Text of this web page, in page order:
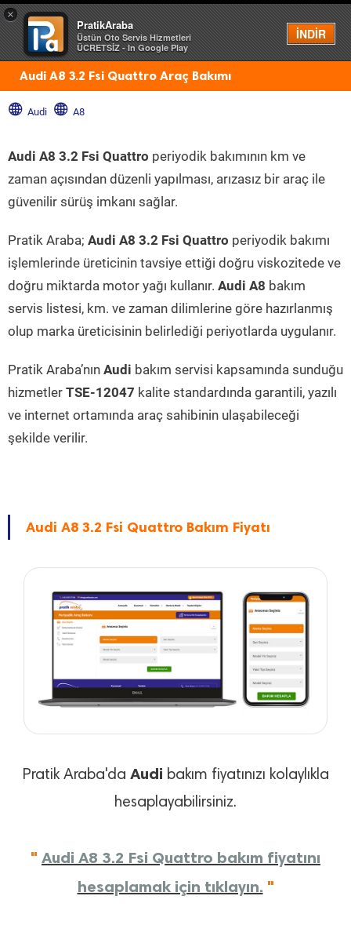
×
PratikAraba
Üstün Oto Servis Hizmetleri
ÜCRETSİZ - In Google Play
İNDİR
Menü
Audi A8 3.2 Fsi Quattro Araç Bakımı
Audi A8
Audi A8 3.2 Fsi Quattro periyodik bakımının km ve
zaman açısından düzenli yapılması, arızasız bir araç ile
güvenilir sürüş imkanı sağlar.
Pratik Araba; Audi A8 3.2 Fsi Quattro periyodik bakımı
işlemlerinde üreticinin tavsiye ettiği doğru viskozitede ve
doğru miktarda motor yağı kullanır. Audi A8 bakım
servis listesi, km. ve zaman dilimlerine göre hazırlanmış
olup marka üreticisinin belirlediği periyotlarda uygulanır.
Pratik Araba’nın Audi bakım servisi kapsamında sunduğu
hizmetler TSE-12047 kalite standardında garantili, yazılı
ve internet ortamında araç sahibinin ulaşabileceği
şekilde verilir.
Audi A8 3.2 Fsi Quattro Bakım Fiyatı
Pratik Araba'da Audi bakım fiyatınızı kolaylıkla
hesaplayabilirsiniz.
" Audi A8 3.2 Fsi Quattro bakım fiyatını
hesaplamak için tıklayın. "